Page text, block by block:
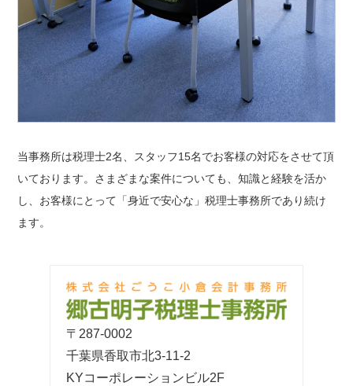
当事務所は税理士2名、スタッフ15名でお客様の対応をさせて頂
いております。さまざまな案件についても、知識と経験を活か
し、お客様にとって「身近で安心な」税理士事務所であり続け
ます。
〒287-0002
千葉県香取市北3-11-2
KYコーポレーションビル2F